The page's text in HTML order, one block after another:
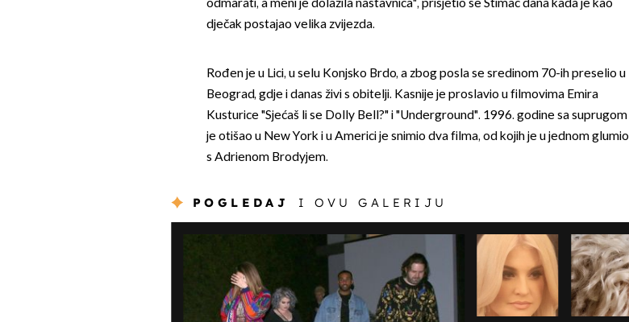
odmarati, a meni je dolazila nastavnica", prisjetio se Štimac dana kada je kao
dječak postajao velika zvijezda.
Rođen je u Lici, u selu Konjsko Brdo, a zbog posla se sredinom 70-ih preselio u
Beograd, gdje i danas živi s obitelji. Kasnije je proslavio u filmovima Emira
Kusturice "Sjećaš li se Dolly Bell?" i "Underground". 1996. godine sa suprugom
je otišao u New York i u Americi je snimio dva filma, od kojih je u jednom glumio
s Adrienom Brodyjem.
POGLEDAJ I OVU GALERIJU
OMOGUĆI OBAVIJESTI